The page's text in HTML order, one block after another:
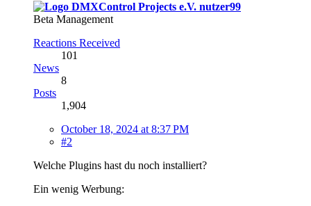
nutzer99
Beta Management
Reactions Received
101
News
8
Posts
1,904
October 18, 2024 at 8:37 PM
#2
Welche Plugins hast du noch installiert?
Ein wenig Werbung: